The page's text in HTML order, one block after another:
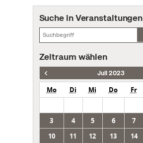
Suche in Veranstaltungen
Zeitraum wählen
Juli 2023
Mo Di Mi Do Fr
3
4 5 6 7
10
11 12 13 14